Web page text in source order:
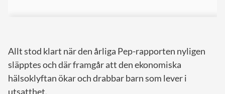
Allt stod klart när den årliga Pep-rapporten nyligen
släpptes och där framgår att den ekonomiska
hälsoklyftan ökar och drabbar barn som lever i
utsatthet.